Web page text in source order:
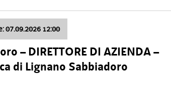
07.09.2026 12:00
– DIRETTORE DI AZIENDA –
di Lignano Sabbiadoro